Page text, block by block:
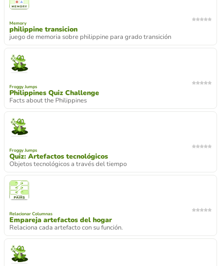
Memory
philippine transicion
juego de memoria sobre philippine para grado transición
Froggy Jumps
Philippines Quiz Challenge
Facts about the Philippines
Froggy Jumps
Quiz: Artefactos tecnológicos
Objetos tecnológicos a través del tiempo
Relacionar Columnas
Empareja artefactos del hogar
Relaciona cada artefacto con su función.